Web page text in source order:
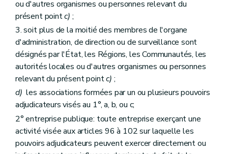
Section 2 Champ d'application quant aux activités visées
Art. 95
Art. 96
Art. 97
Art. 98
Art. 99
Art. 100
Art. 101
Art. 102
Section 3 Marchés mixtes
Sous-section 1
re
Marchés mixtes couvrant la même activité
Art. 103
Art. 104
Sous-section 2 Marchés mixtes couvrant plusieurs activités
Art. 105
Sous-section 3 Marchés mixtes comportant des aspects ayant trait à la défense ou à la sécurité
ou d'autres organismes ou personnes relevant du
présent pointc) ;
3. soit plus de la moitié des membres de l'organe
d'administration, de direction ou de surveillance sont
désignés par l'État, les Régions, les Communautés, les
autorités locales ou d'autres organismes ou personnes
relevant du présent pointc) ;
d) les associations formées par un ou plusieurs pouvoirs
adjudicateurs visés au 1°, a, b, ou c;
2° entreprise publique: toute entreprise exerçant une
activité visée aux articles 96 à 102 sur laquelle les
pouvoirs adjudicateurs peuvent exercer directement ou